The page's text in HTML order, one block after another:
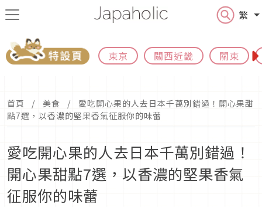
繁
東京 關西近畿 關東
首頁 美食
愛吃開心果的人去日本千萬別錯過！開心果甜
點7選，以香濃的堅果香氣征服你的味蕾
愛吃開心果的人去日本千萬別錯過！
開心果甜點7選，以香濃的堅果香氣
征服你的味蕾